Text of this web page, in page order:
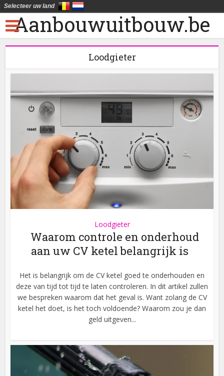
Aanbouwuitbouw.be
Loodgieter
Loodgieter
Waarom controle en onderhoud
aan uw CV ketel belangrijk is
Het is belangrijk om de CV ketel goed te onderhouden en
deze van tijd tot tijd te laten controleren. In dit artikel zullen
we bespreken waarom dat het geval is. Want zolang de CV
ketel het doet, is het toch voldoende? Waarom zou je dan
geld uitgeven...
Selecteer uw land